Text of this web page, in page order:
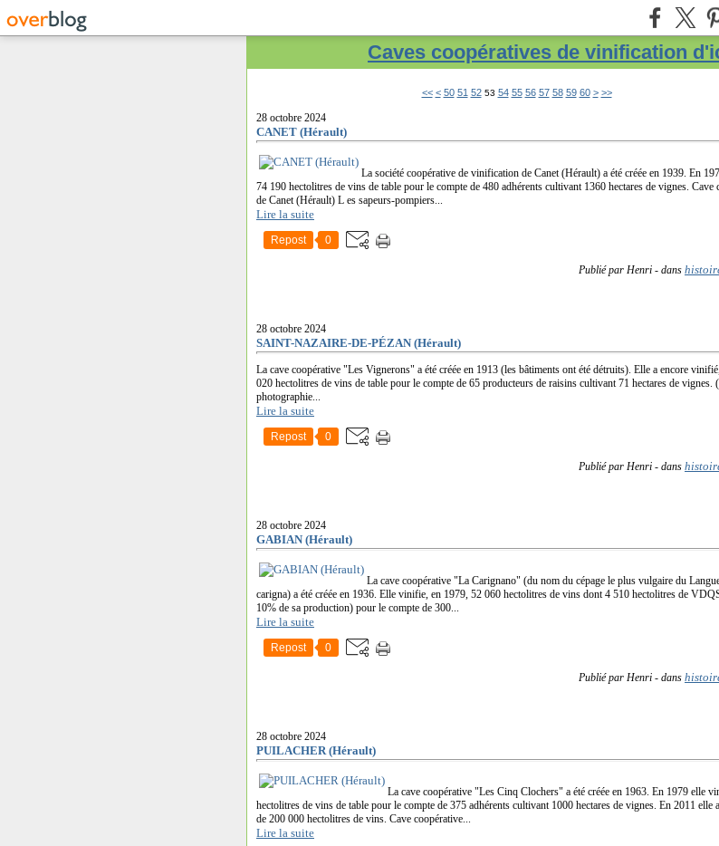
Caves coopératives de vinification
<< < 10
20
30
40
50 51 52 53 54 55 56 57 58 59 60 70
80
90
> >>
28 octobre 2024
CANET (Hérault)
La société coopérative de vinification de Canet (Hérault) a été créée en 1939. En
74 190 hectolitres de vins de table pour le compte de 480 adhérents cultivant 1360 hectares de vignes. Cave
de Canet (Hérault) L es sapeurs-pompiers...
Lire la suite
Repost 0
Publié par Henri - dans
28 octobre 2024
SAINT-NAZAIRE-DE-PÉZAN (Hérault)
La cave coopérative "Les Vignerons" a été créée en 1913 (les bâtiments ont été détruits). Elle a encore
020 hectolitres de vins de table pour le compte de 65 producteurs de raisins cultivant 71 hectares de vignes.
photographie...
Lire la suite
Repost 0
Publié par Henri - dans
28 octobre 2024
GABIAN (Hérault)
La cave coopérative "La Carignano" (du nom du cépage le plus vulgaire du
carigna) a été créée en 1936. Elle vinifie, en 1979, 52 060 hectolitres de vins dont 4 510 hectolitres de
10% de sa production) pour le compte de 300...
Lire la suite
Repost 0
Publié par Henri - dans
28 octobre 2024
PUILACHER (Hérault)
La cave coopérative "Les Cinq Clochers" a été créée en 1963. En 1979 elle
hectolitres de vins de table pour le compte de 375 adhérents cultivant 1000 hectares de vignes. En 2011 elle
de 200 000 hectolitres de vins. Cave coopérative...
Lire la suite